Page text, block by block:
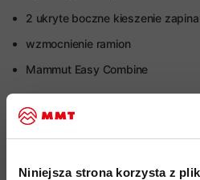
Niniejsza strona korzysta z
2 ukryte boczne kieszenie
wzmocnienie ramion
Mammut Easy Combine
Więcej o produkcie